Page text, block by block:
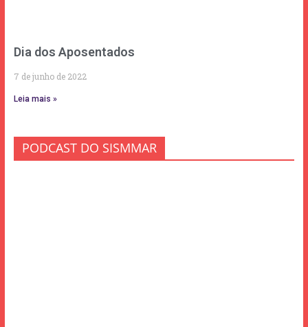
Dia dos Aposentados
7 de junho de 2022
Leia mais »
PODCAST DO SISMMAR